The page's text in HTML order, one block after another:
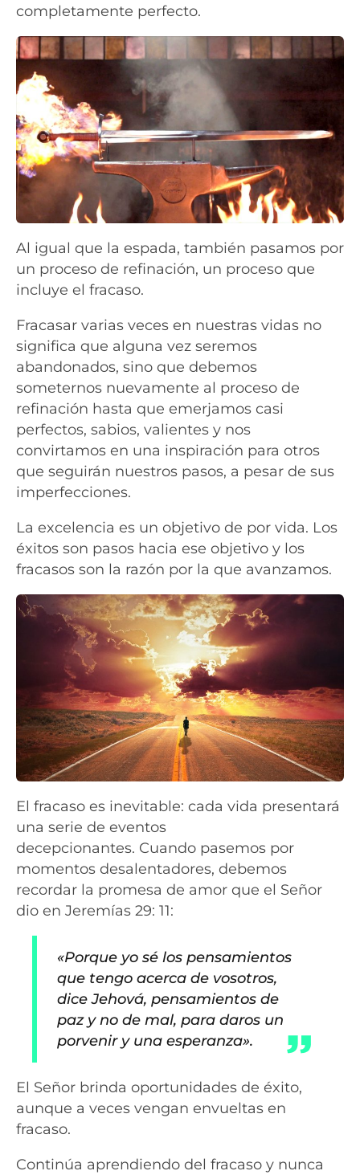
completamente perfecto.
Al igual que la espada, también pasamos por
un proceso de refinación, un proceso que
incluye el fracaso.
Fracasar varias veces en nuestras vidas no
significa que alguna vez seremos
abandonados, sino que debemos
someternos nuevamente al proceso de
refinación hasta que emerjamos casi
perfectos, sabios, valientes y nos
convirtamos en una inspiración para otros
que seguirán nuestros pasos, a pesar de sus
imperfecciones.
La excelencia es un objetivo de por vida. Los
éxitos son pasos hacia ese objetivo y los
fracasos son la razón por la que avanzamos.
El fracaso es inevitable: cada vida presentará
una serie de eventos
decepcionantes. Cuando pasemos por
momentos desalentadores, debemos
recordar la promesa de amor que el Señor
dio en Jeremías 29: 11:
«Porque yo sé los pensamientos
que tengo acerca de vosotros,
dice Jehová, pensamientos de
paz y no de mal, para daros un
porvenir y una esperanza».
El Señor brinda oportunidades de éxito,
aunque a veces vengan envueltas en
fracaso.
Continúa aprendiendo del fracaso y nunca